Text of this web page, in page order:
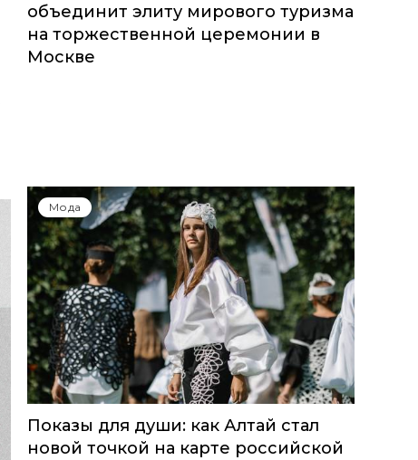
объединит элиту мирового туризма
на торжественной церемонии в
Москве
Мода
Показы для души: как Алтай стал
новой точкой на карте российской